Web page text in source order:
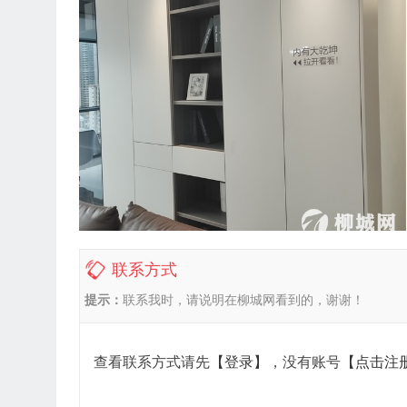
联系方式
提示： 联系我时，请说明在柳城网看到的，谢谢！
查看联系方式请先 【登录】 ，没有账号 【点击注